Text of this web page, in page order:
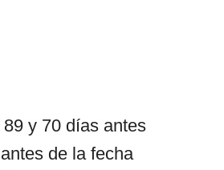
y 70 días antes
de la fecha